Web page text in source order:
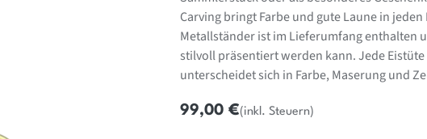
Carving bringt Farbe und gute Laune in
Metallständer ist im Lieferumfang enthalten
stilvoll präsentiert werden kann. Jede
unterscheidet sich in Farbe, Maserung und
99,00€(inkl. Steuern)